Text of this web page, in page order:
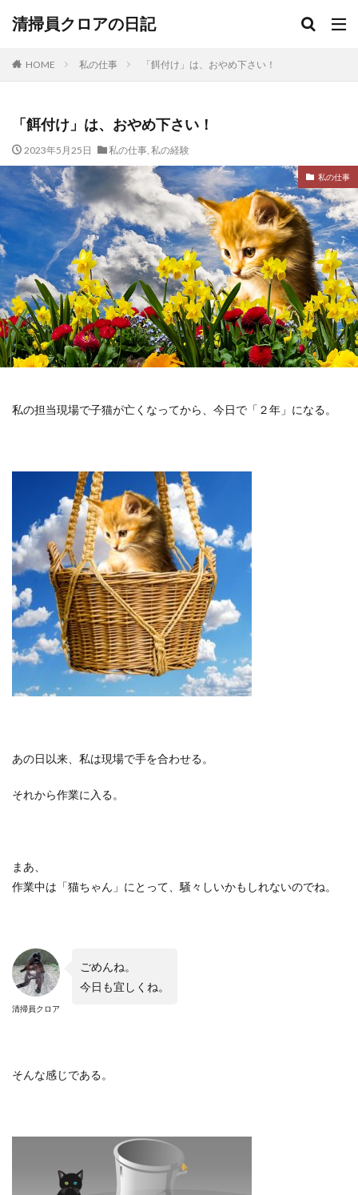
清掃員クロアの日記
HOME 私の仕事 「餌付け」は、おやめ下さい！
「餌付け」は、おやめ下さい！
2023年5月25日 私の仕事, 私の経験
私の仕事
私の担当現場で子猫が亡くなってから、今日で「２年」になる。
あの日以来、私は現場で手を合わせる。
それから作業に入る。
まあ、
作業中は「猫ちゃん」にとって、騒々しいかもしれないのでね。
清掃員クロア
ごめんね。
今日も宜しくね。
そんな感じである。